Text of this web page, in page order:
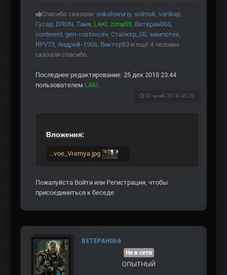
Спасибо сказали: sokolowuriy, solmok, varikap,
Гусар, DRON, Таня, LAKI, zima59, Ветеран066,
continent, gen-rostovcev, Сталкер_06, зампотех,
RPV73, Андрей-1966, Виктор53 и ещё 4 человек
сказали спасибо.
Последнее редактирование: 25 дек 2018 23:44
пользователем LAKI.
07 нояб 2018 08:20
Вложения:
...voe_Vremya.jpg
Пожалуйста Войти или Регистрация, чтобы
присоединиться к беседе.
ВЕТЕРАН066
Не в сети
ОПЫТНЫЙ